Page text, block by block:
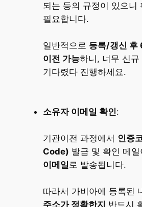
되는 등의 규정이 있으니
필요합니다.
일반적으로 등록/갱신 후
이전 가능하니, 너무 신규
기다렸다 진행하세요.
소유자 이메일 확인:
기관이전 과정에서 인증
Code) 발급 및 확인 메일
이메일로 발송됩니다​.
따라서 가비아에 등록된
주소가 정확한지 반드시